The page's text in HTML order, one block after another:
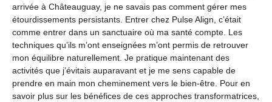
arrivée à Châteauguay, je ne savais pas comment gérer mes
étourdissements persistants. Entrer chez Pulse Align, c’était
comme entrer dans un sanctuaire où ma santé compte. Les
techniques qu’ils m’ont enseignées m’ont permis de retrouver
mon équilibre naturellement. Je pratique maintenant des
activités que j’évitais auparavant et je me sens capable de
prendre en main mon cheminement vers le bien-être. Pour en
savoir plus sur les bénéfices de ces approches transformatrices,